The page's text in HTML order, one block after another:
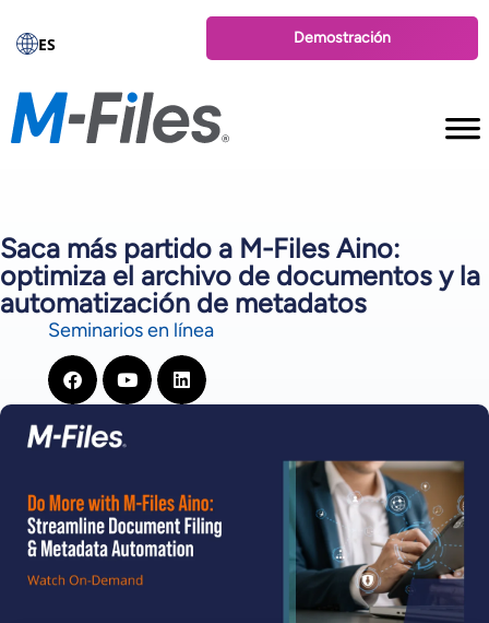
ES Demostración
Saca más partido a M-Files Aino:
optimiza el archivo de documentos y la
automatización de metadatos
Seminarios en línea